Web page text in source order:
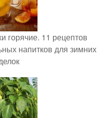
горячие. 11 рецептов
напитков для зимних